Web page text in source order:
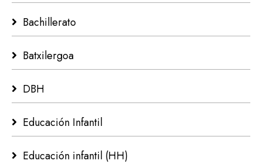
Bachillerato
Batxilergoa
DBH
Educación Infantil
Educación infantil (HH)